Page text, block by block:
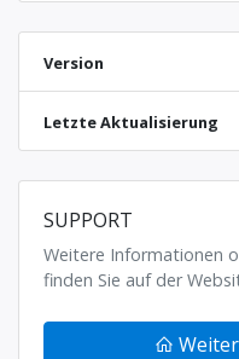
Version
Letzte Aktualisierung
SUPPORT
Weitere Informationen
finden Sie auf der